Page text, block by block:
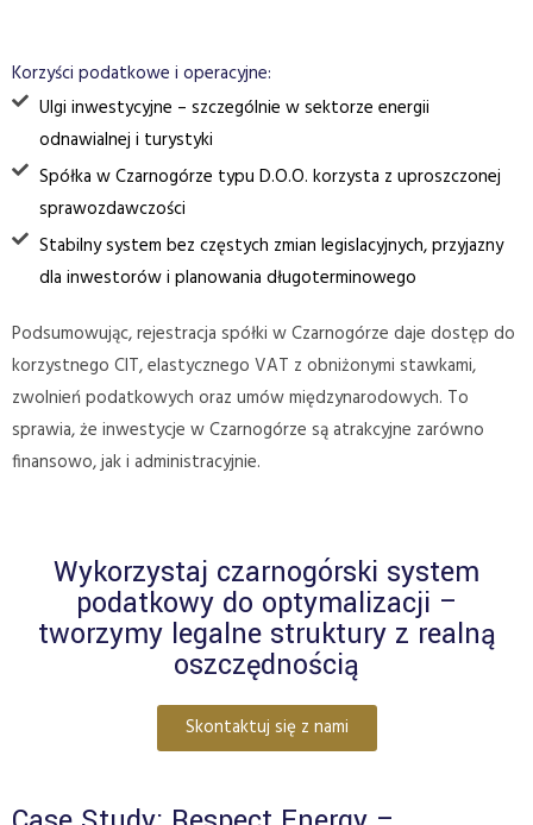
Korzyści podatkowe i operacyjne:
Ulgi inwestycyjne – szczególnie w sektorze energii
odnawialnej i turystyki
Spółka w Czarnogórze typu D.O.O. korzysta z uproszczonej
sprawozdawczości
Stabilny system bez częstych zmian legislacyjnych, przyjazny
dla inwestorów i planowania długoterminowego
Podsumowując, rejestracja spółki w Czarnogórze daje dostęp do
korzystnego CIT, elastycznego VAT z obniżonymi stawkami,
zwolnień podatkowych oraz umów międzynarodowych. To
sprawia, że inwestycje w Czarnogórze są atrakcyjne zarówno
finansowo, jak i administracyjnie.
Wykorzystaj czarnogórski system
podatkowy do optymalizacji –
tworzymy legalne struktury z realną
oszczędnością
Skontaktuj się z nami